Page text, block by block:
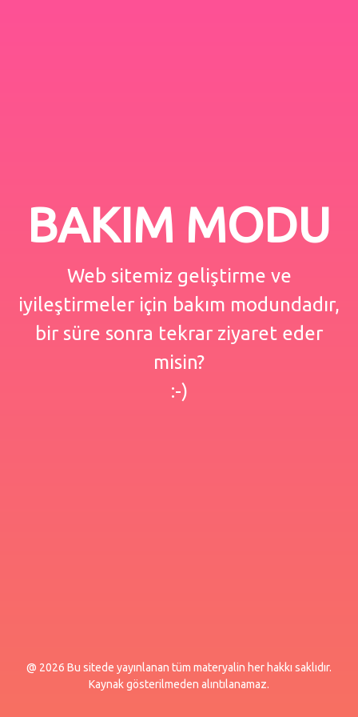
BAKIM MODU
Web sitemiz geliştirme ve
iyileştirmeler için bakım modundadır,
bir süre sonra tekrar ziyaret eder
misin?
:-)
@ 2026 Bu sitede yayınlanan tüm materyalin her hakkı saklıdır.
Kaynak gösterilmeden alıntılanamaz.